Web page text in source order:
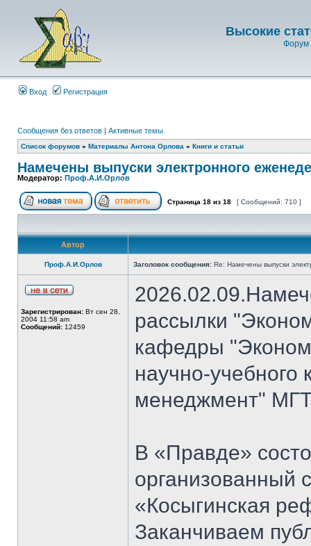
Высокие
Форум
Вход Регистрация
Сообщения без ответов | Активные темы
Список форумов » Материалы Антона Орлова » Книги и статьи
Намечены выпуски электронного
Модератор: Проф.А.И.Орлов
Страница 18 из 18 [ Сообщений: 710 ]
Автор
Проф.А.И.Орлов Заголовок сообщения: Re: Намечены выпуски
Зарегистрирован: Вт сен 28,
2004 11:58 am
Сообщений: 12459
рассылки
кафедры
научно-
менеджмент"
В «Правде»
организованный
«Косыгинская
Заканчиваем